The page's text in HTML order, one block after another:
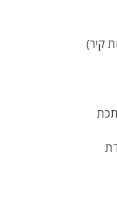
קיר)